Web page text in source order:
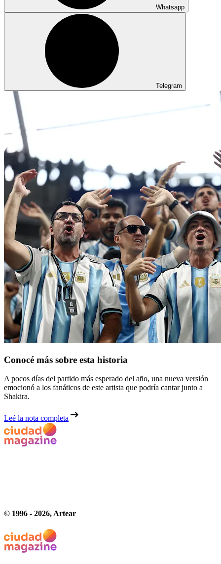
Whatsapp
Telegram
Conocé más sobre esta historia
A pocos días del partido más esperado del año, una nueva versión
emocionó a los fanáticos de este artista que podría cantar junto a
Shakira.
Leé la nota completa
© 1996 - 2026, Artear